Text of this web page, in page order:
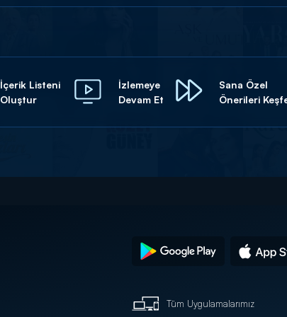
İçerik Listeni
Oluştur
İzlemeye
Devam Et
Sana Özel
Önerileri
Tüm Uygulamalarımız